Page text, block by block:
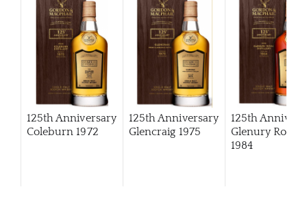
125th Anniversary
Coleburn 1972
125th Anniversary
Glencraig 1975
125th
Glenury Royal
1984